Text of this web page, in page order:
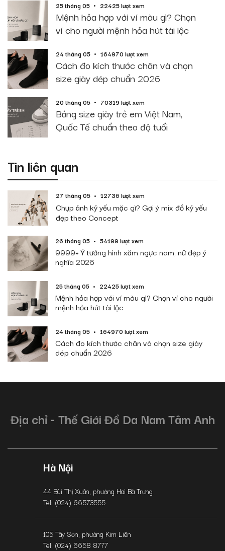
25 tháng 05 22425 lượt xem
Mệnh hỏa hợp với ví màu gì? Chọn
ví cho người mệnh hỏa hút tài lộc
24 tháng 05 164970 lượt xem
Cách đo kích thước chân và chọn
size giày dép chuẩn 2026
20 tháng 05 70319 lượt xem
Bảng size giày trẻ em Việt Nam,
Quốc Tế chuẩn theo độ tuổi
Tin liên quan
27 tháng 05 12736 lượt xem
Chụp ảnh kỷ yếu mặc gì? Gợi ý mix đồ kỷ yếu
đẹp theo Concept
26 tháng 05 54199 lượt xem
9999+ Ý tưởng hình xăm ngực nam, nữ đẹp ý
nghĩa 2026
25 tháng 05 22425 lượt xem
Mệnh hỏa hợp với ví màu gì? Chọn ví cho người
mệnh hỏa hút tài lộc
24 tháng 05 164970 lượt xem
Cách đo kích thước chân và chọn size giày
dép chuẩn 2026
Địa chỉ - Thế Giới Đồ Da Nam Tâm Anh
Hà Nội
44 Bùi Thị Xuân, phường Hai Bà Trưng
Tel: (024) 66573555
105 Tây Sơn, phường Kim Liên
Tel: (024) 6658 8777